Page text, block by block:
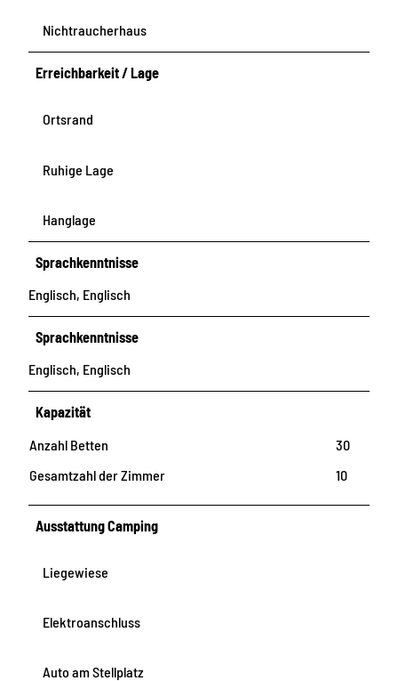
Nichtraucherhaus
Erreichbarkeit / Lage
Ortsrand
Ruhige Lage
Hanglage
Sprachkenntnisse
Englisch, Englisch
Sprachkenntnisse
Englisch, Englisch
Kapazität
Anzahl Betten
30
Gesamtzahl der Zimmer
10
Ausstattung Camping
Liegewiese
Elektroanschluss
Auto am Stellplatz